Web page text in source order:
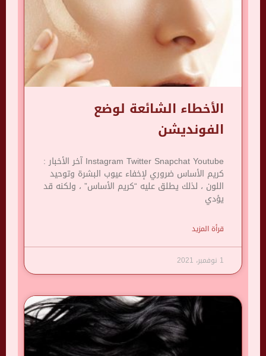
الأخطاء الشائعة لوضع
الفونديشن
Instagram Twitter Snapchat Youtube آخر الأخبار :
كريم الأساس ضروري لإخفاء عيوب البشرة وتوحيد
اللون ، لذلك يطلق عليه “كريم الأساس” ، ولكنه قد
يؤدي
قرأة المزيد
1 نوفمبر، 2021